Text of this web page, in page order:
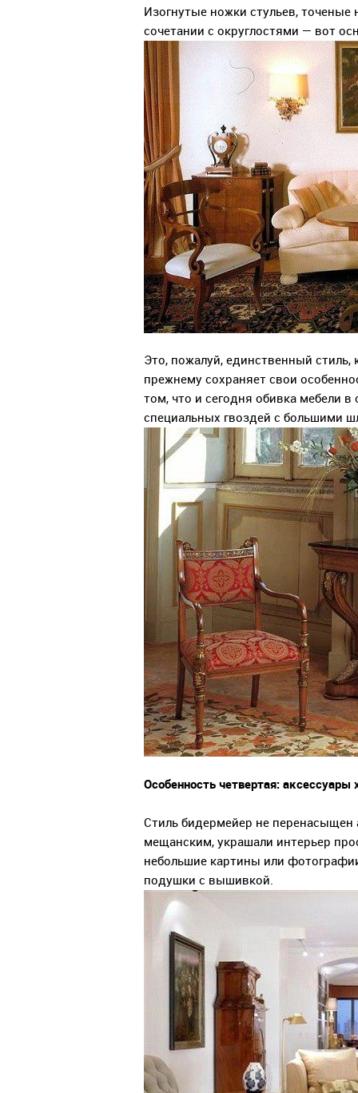
Изогнутые ножки стульев,
сочетании с округлостями — вот
Это, пожалуй, единственный стиль,
прежнему сохраняет свои
том, что и сегодня обивка мебели
специальных гвоздей с большими
Особенность четвертая: аксессуары
Стиль бидермейер не перенасыщен
мещанским, украшали интерьер
небольшие картины или
подушки с вышивкой.